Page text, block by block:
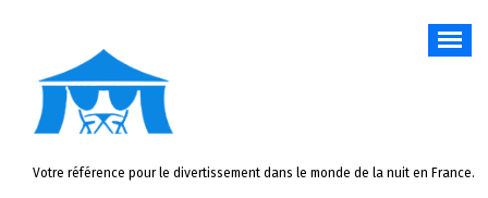
Votre référence pour le divertissement dans le monde de la nuit en France.